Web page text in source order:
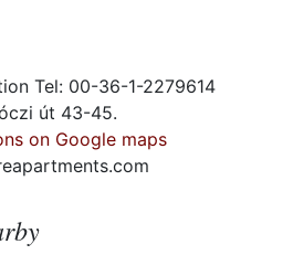
Tel: 00-36-1-2279614
út 43-45.
on Google maps